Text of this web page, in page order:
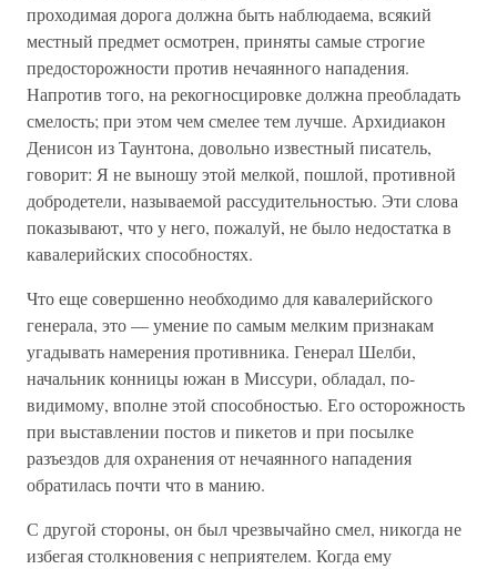
проходимая дорога должна быть наблюдаема, всякий
местный предмет осмотрен, приняты самые строгие
предосторожности против нечаянного нападения.
Напротив того, на рекогносцировке должна преобладать
смелость; при этом чем смелее тем лучше. Архидиакон
Денисон из Таунтона, довольно известный писатель,
говорит: Я не выношу этой мелкой, пошлой, противной
добродетели, называемой рассудительностью. Эти слова
показывают, что у него, пожалуй, не было недостатка в
кавалерийских способностях.
Что еще совершенно необходимо для кавалерийского
генерала, это — умение по самым мелким признакам
угадывать намерения противника. Генерал Шелби,
начальник конницы южан в Миссури, обладал, по-
видимому, вполне этой способностью. Его осторожность
при выставлении постов и пикетов и при посылке
разъездов для охранения от нечаянного нападения
обратилась почти что в манию.
С другой стороны, он был чрезвычайно смел, никогда не
избегая столкновения с неприятелем. Когда ему